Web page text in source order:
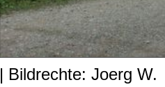
| Bildrechte: Joerg W.